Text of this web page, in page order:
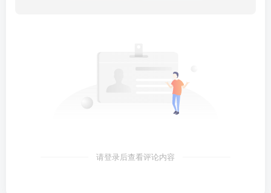
请登录后查看评论内容